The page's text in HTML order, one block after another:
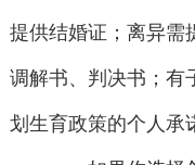
提供结婚证；离异需
调解书、判决书；有
划生育政策的个人承